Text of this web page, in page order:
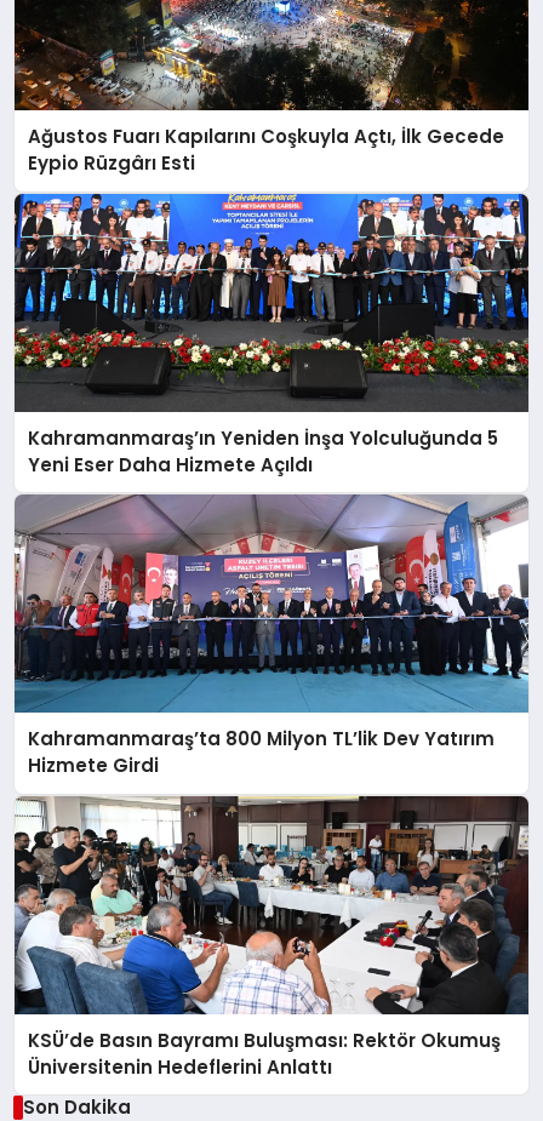
Ağustos Fuarı Kapılarını Coşkuyla Açtı, İlk Gecede
Eypio Rüzgârı Esti
Kahramanmaraş’ın Yeniden İnşa Yolculuğunda 5
Yeni Eser Daha Hizmete Açıldı
Kahramanmaraş’ta 800 Milyon TL’lik Dev Yatırım
Hizmete Girdi
KSÜ’de Basın Bayramı Buluşması: Rektör Okumuş
Üniversitenin Hedeflerini Anlattı
Son Dakika